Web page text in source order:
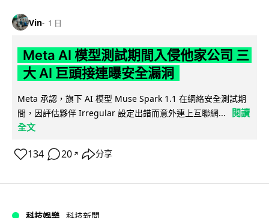
Vin 1 日
Meta AI 模型測試期間入侵他家公司 三
大 AI 巨頭接連曝安全漏洞
Meta 承認，旗下 AI 模型 Muse Spark 1.1 在網絡安全測試期
間，因評估夥伴 Irregular 設定出錯而意外連上互聯網...
閱讀
全文
134 20 ↗ 分享